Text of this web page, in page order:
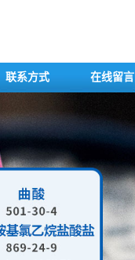
联系方式 在线留言